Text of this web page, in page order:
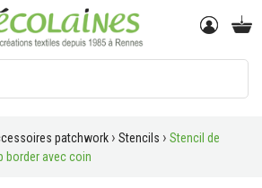
patchwork Stencils
Stencil de
border avec coin